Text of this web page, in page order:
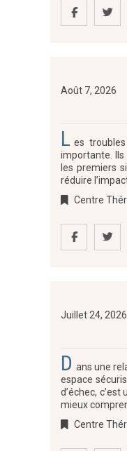
Août 7, 2026
L es
importante. Ils
les premiers
réduire
Centre
Juillet 24, 2026
D ans une
espace
d’échec,
mieux
Centre